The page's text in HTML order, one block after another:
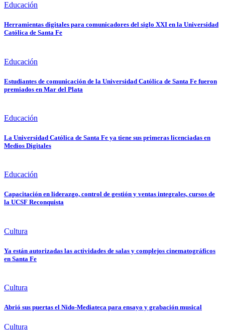
Educación
Herramientas digitales para comunicadores del siglo XXI en la Universidad
Católica de Santa Fe
Educación
Estudiantes de comunicación de la Universidad Católica de Santa Fe fueron
premiados en Mar del Plata
Educación
La Universidad Católica de Santa Fe ya tiene sus primeras licenciadas en
Medios Digitales
Educación
Capacitación en liderazgo, control de gestión y ventas integrales, cursos de
la UCSF Reconquista
Cultura
Ya están autorizadas las actividades de salas y complejos cinematográficos
en Santa Fe
Cultura
Abrió sus puertas el Nido-Mediateca para ensayo y grabación musical
Cultura